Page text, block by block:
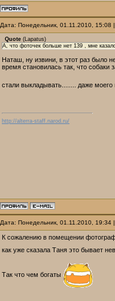
Дата: Понедельник, 01.11.2010,
Quote (Lapatus)
А, что фоточек больше нет 139 , мне
Наташ, ну извини, в этот раз было
время становилась так, что
стали выкладывать........ даже моего
http://alterra-staff.narod.ru/
Дата: Понедельник, 01.11.2010,
К сожалению в помещении
как уже сказала Таня это бывает
Так что чем богаты